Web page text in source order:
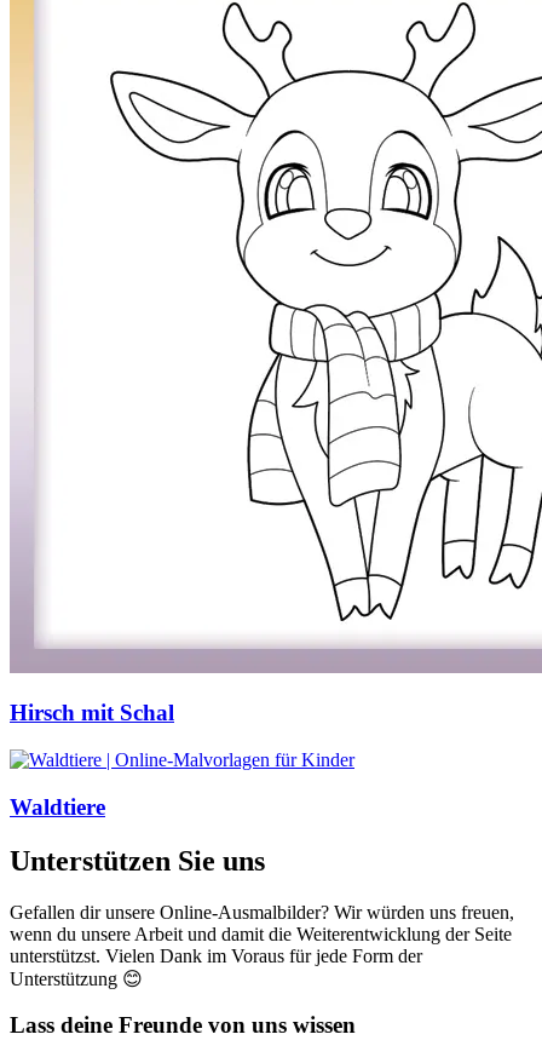
Hirsch mit Schal
Waldtiere
Unterstützen Sie uns
Gefallen dir unsere Online-Ausmalbilder? Wir würden uns freuen,
wenn du unsere Arbeit und damit die Weiterentwicklung der Seite
unterstützst. Vielen Dank im Voraus für jede Form der
Unterstützung 😊
Lass deine Freunde von uns wissen